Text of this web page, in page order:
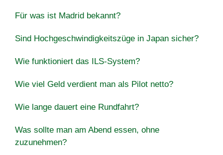
Für was ist Madrid bekannt?
Sind Hochgeschwindigkeitszüge in Japan sicher?
Wie funktioniert das ILS-System?
Wie viel Geld verdient man als Pilot netto?
Wie lange dauert eine Rundfahrt?
Was sollte man am Abend essen, ohne
zuzunehmen?